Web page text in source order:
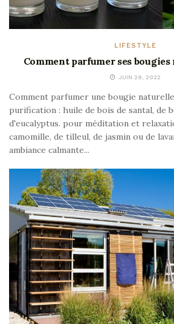
LIFESTYLE
Comment parfumer ses
JUIN 29, 2022
Comment parfumer une bougie
purification : huile de bois de santal, de
d'eucalyptus. pour méditation et
camomille, de tilleul, de jasmin ou de
ambiance calmante...